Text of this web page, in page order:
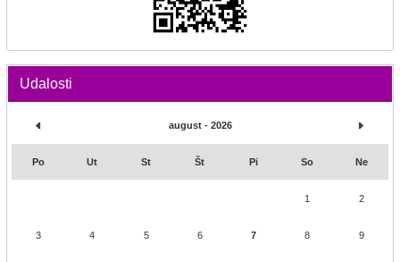
Udalosti
august - 2026
Po Ut St Št Pi So Ne
1 2
3 4 5 6 7 8 9